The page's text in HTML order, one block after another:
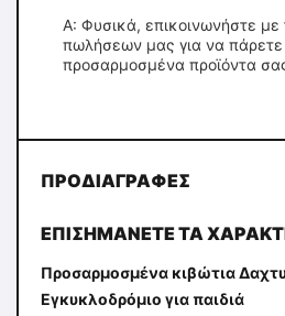
Α: Φυσικά, επικοινωνήστε με
πωλήσεων μας για να πάρετε
προσαρμοσμένα προϊόντα
ΠΡΟΔΙΑΓΡΑΦΈΣ
ΕΠΙΣΗΜΆΝΕΤΕ ΤΑ
Προσαρμοσμένα κιβώτια
Εγκυκλοδρόμιο για παιδιά